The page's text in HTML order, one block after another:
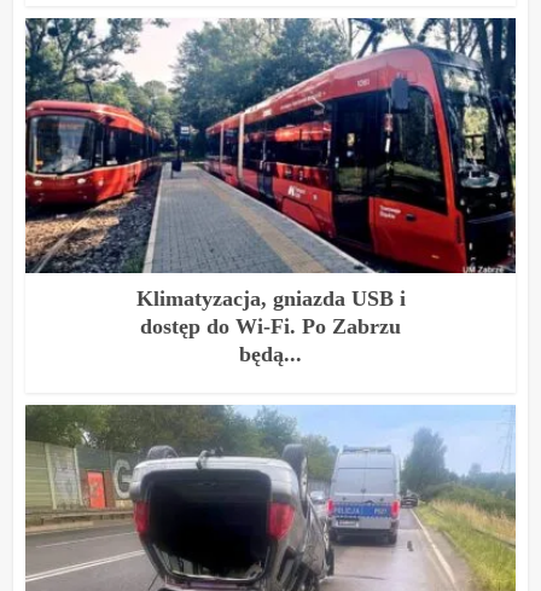
Klimatyzacja, gniazda USB i
dostęp do Wi-Fi. Po Zabrzu
będą...